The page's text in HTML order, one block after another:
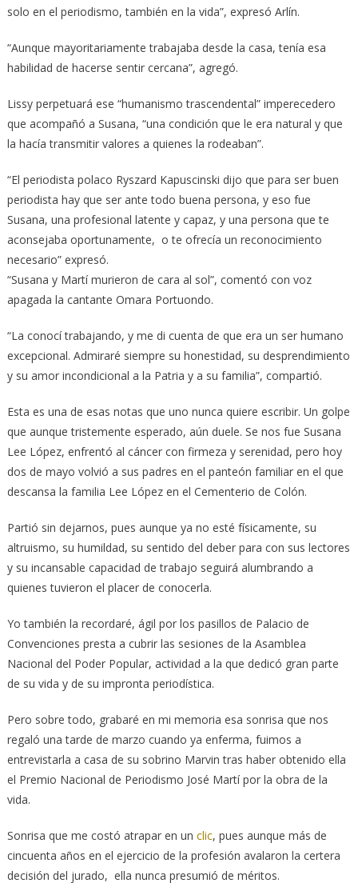
solo en el periodismo, también en la vida”, expresó Arlín.
“Aunque mayoritariamente trabajaba desde la casa, tenía esa
habilidad de hacerse sentir cercana”, agregó.
Lissy perpetuará ese “humanismo trascendental” imperecedero
que acompañó a Susana, “una condición que le era natural y que
la hacía transmitir valores a quienes la rodeaban”.
“El periodista polaco Ryszard Kapuscinski dijo que para ser buen
periodista hay que ser ante todo buena persona, y eso fue
Susana, una profesional latente y capaz, y una persona que te
aconsejaba oportunamente, o te ofrecía un reconocimiento
necesario” expresó.
“Susana y Martí murieron de cara al sol”, comentó con voz
apagada la cantante Omara Portuondo.
“La conocí trabajando, y me di cuenta de que era un ser humano
excepcional. Admiraré siempre su honestidad, su desprendimiento
y su amor incondicional a la Patria y a su familia”, compartió.
Esta es una de esas notas que uno nunca quiere escribir. Un golpe
que aunque tristemente esperado, aún duele. Se nos fue Susana
Lee López, enfrentó al cáncer con firmeza y serenidad, pero hoy
dos de mayo volvió a sus padres en el panteón familiar en el que
descansa la familia Lee López en el Cementerio de Colón.
Partió sin dejarnos, pues aunque ya no esté físicamente, su
altruismo, su humildad, su sentido del deber para con sus lectores
y su incansable capacidad de trabajo seguirá alumbrando a
quienes tuvieron el placer de conocerla.
Yo también la recordaré, ágil por los pasillos de Palacio de
Convenciones presta a cubrir las sesiones de la Asamblea
Nacional del Poder Popular, actividad a la que dedicó gran parte
de su vida y de su impronta periodística.
Pero sobre todo, grabaré en mi memoria esa sonrisa que nos
regaló una tarde de marzo cuando ya enferma, fuimos a
entrevistarla a casa de su sobrino Marvin tras haber obtenido ella
el Premio Nacional de Periodismo José Martí por la obra de la
vida.
Sonrisa que me costó atrapar en un clic, pues aunque más de
cincuenta años en el ejercicio de la profesión avalaron la certera
decisión del jurado, ella nunca presumió de méritos.